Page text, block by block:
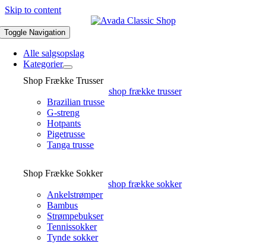
Skip to content
Toggle Navigation
Alle salgsopslag
Kategorier
Shop Frække Trusser
shop frække trusser
Brazilian trusse
G-streng
Hotpants
Pigetrusse
Tanga trusse
Shop Frække Sokker
shop frække sokker
Ankelstrømper
Bambus
Strømpebukser
Tennissokker
Tynde sokker